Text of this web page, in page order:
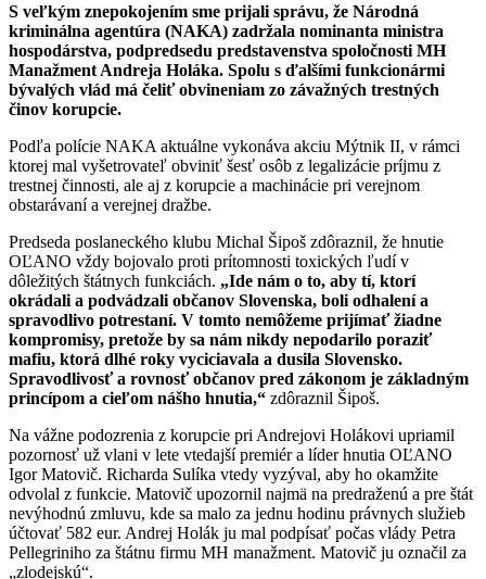
S veľkým znepokojením sme prijali správu, že Národná
kriminálna agentúra (NAKA) zadržala nominanta ministra
hospodárstva, podpredsedu predstavenstva spoločnosti MH
Manažment Andreja Holáka. Spolu s ďalšími funkcionármi
bývalých vlád má čeliť obvineniam zo závažných trestných
činov korupcie.
Podľa polície NAKA aktuálne vykonáva akciu Mýtnik II, v rámci
ktorej mal vyšetrovateľ obviniť šesť osôb z legalizácie príjmu z
trestnej činnosti, ale aj z korupcie a machinácie pri verejnom
obstarávaní a verejnej dražbe.
Predseda poslaneckého klubu Michal Šipoš zdôraznil, že hnutie
OĽANO vždy bojovalo proti prítomnosti toxických ľudí v
dôležitých štátnych funkciách. „Ide nám o to, aby tí, ktorí
okrádali a podvádzali občanov Slovenska, boli odhalení a
spravodlivo potrestaní. V tomto nemôžeme prijímať žiadne
kompromisy, pretože by sa nám nikdy nepodarilo poraziť
mafiu, ktorá dlhé roky vyciciavala a dusila Slovensko.
Spravodlivosť a rovnosť občanov pred zákonom je základným
princípom a cieľom nášho hnutia,“ zdôraznil Šipoš.
Na vážne podozrenia z korupcie pri Andrejovi Holákovi upriamil
pozornosť už vlani v lete vtedajší premiér a líder hnutia OĽANO
Igor Matovič. Richarda Sulíka vtedy vyzýval, aby ho okamžite
odvolal z funkcie. Matovič upozornil najmä na predraženú a pre štát
nevýhodnú zmluvu, kde sa malo za jednu hodinu právnych služieb
účtovať 582 eur. Andrej Holák ju mal podpísať počas vlády Petra
Pellegriniho za štátnu firmu MH manažment. Matovič ju označil za
„zlodejskú“.